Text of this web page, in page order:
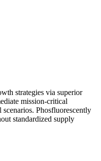
strategies via superior
mission-critical
Phosfluorescently
standardized supply